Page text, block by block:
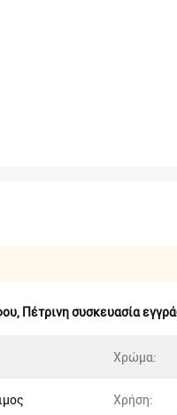
, Πέτρινη συσκευασία
Χρώμα:
Χρήση: